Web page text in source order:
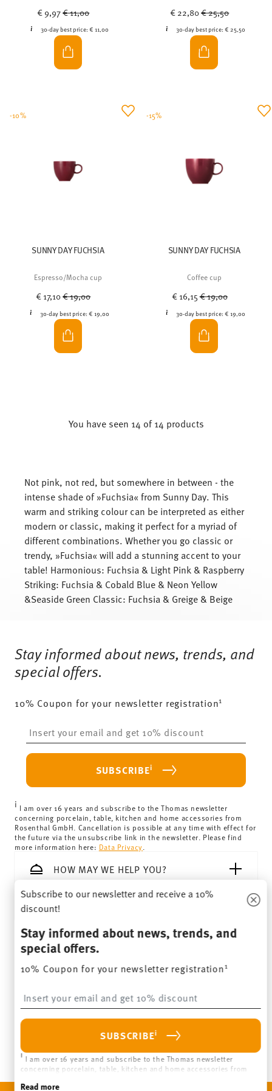
€ 9,97Price reduced from
€ 11,00
30-day best price: € 11,00
€ 22,80Price reduced from
€ 25,50
30-day best price:€ 25,50
SUNNY DAY FUCHSIA
Espresso/Mocha cup
€ 17,10Price reduced from
€ 19,00
30-day best price: € 19,00
-10%
SUNNY DAY FUCHSIA
Coffee cup
€ 16,15Price reduced from
€ 19,00
30-day best price:€ 19,00
-15%
You have seen 14 of 14 products
Not pink, not red, but somewhere in between - the
intense shade of »Fuchsia« from Sunny Day. This
warm and striking colour can be interpreted as either
modern or classic, making it perfect for a myriad of
different combinations. Whether you go classic or
trendy, »Fuchsia« will add a stunning accent to your
table! Harmonious: Fuchsia & Light Pink & Raspberry
Striking: Fuchsia & Cobald Blue & Neon Yellow
&Seaside Green Classic: Fuchsia & Greige & Beige
Stay informed about news, trends, and
special offers.
10% Coupon for your newsletter registration1
SUBSCRIBEi
i I am over 16 years and subscribe to the Thomas newsletter
concerning porcelain, table, kitchen and home accessories from
Rosenthal GmbH. Cancellation is possible at any time with effect for
the future via the unsubscribe link in the newsletter. Please find
more information here: Data Privacy.
HOW MAY WE HELP YOU?
LEGAL & PRIVACY
WITHDRAW CONTRACT
Subscribe to our newsletter and receive a 10%
discount!
Stay informed about news, trends, and
special offers.
10% Coupon for your newsletter registration1
SUBSCRIBEi
i I am over 16 years and subscribe to the Thomas newsletter
concerning porcelain, table, kitchen and home accessories from
for the future via the unsubscribe link in the newsletter. Please find
Read more